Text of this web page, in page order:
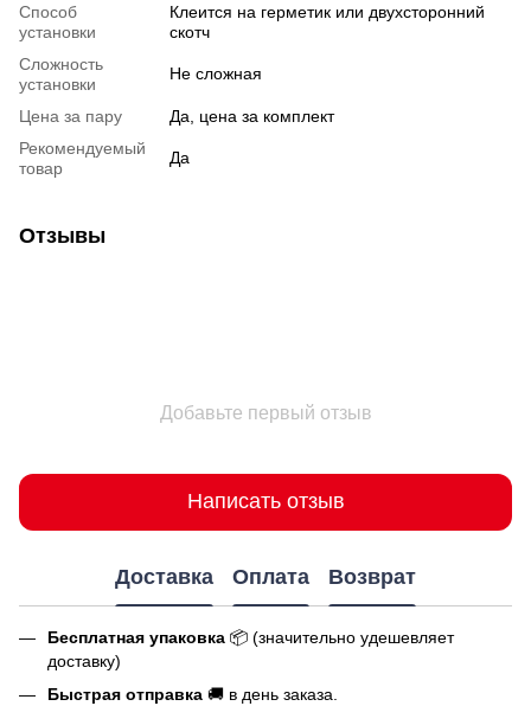
Способ
установки
Клеится на герметик или двухсторонний
скотч
Сложность
установки
Не сложная
Цена за пару
Да, цена за комплект
Рекомендуемый
товар
Да
Отзывы
Добавьте первый отзыв
Написать отзыв
Доставка Оплата Возврат
Бесплатная упаковка 📦 (значительно удешевляет
доставку)
Быстрая отправка 🚚 в день заказа.